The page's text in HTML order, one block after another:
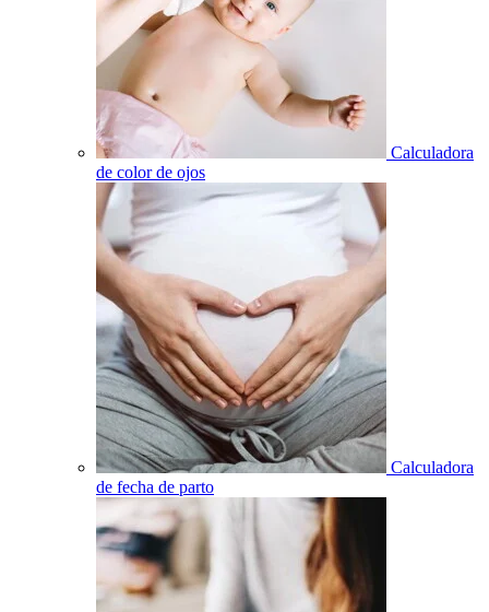
Calculadora
de color de ojos
Calculadora
de fecha de parto